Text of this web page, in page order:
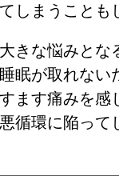
しまうことも
きな悩みとな
眠が取れない
ます痛みを感
循環に陥って